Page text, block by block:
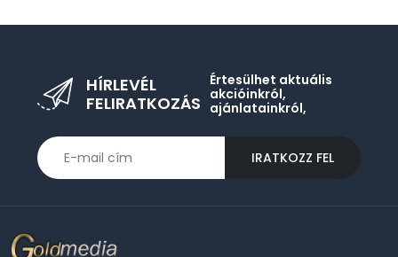
HÍRLEVÉL
FELIRATKOZÁS
Értesülhet aktuális
akcióinkról,
ajánlatainkról,
IRATKOZZ FEL